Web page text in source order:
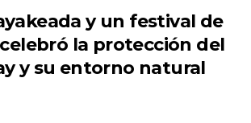
y un festival de
la protección del
y su entorno natural